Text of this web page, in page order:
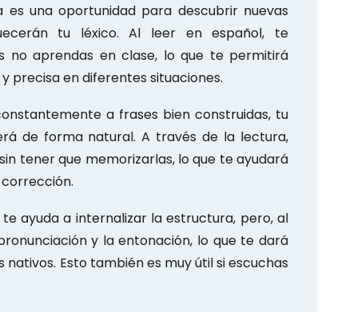
una oportunidad para descubrir nuevas
tu léxico. Al leer en español, te
no aprendas en clase, lo que te permitirá
precisa en diferentes situaciones.
a frases bien construidas, tu
de forma natural. A través de la lectura,
tener que memorizarlas, lo que te ayudará
te ayuda a internalizar la estructura, pero, al
y la entonación, lo que te dará
Esto también es muy útil si escuchas